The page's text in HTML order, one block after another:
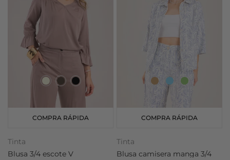
COMPRA RÁPIDA
Tinta
Blusa 3/4 escote V
COMPRA RÁPIDA
Tinta
Blusa camisera manga 3/4